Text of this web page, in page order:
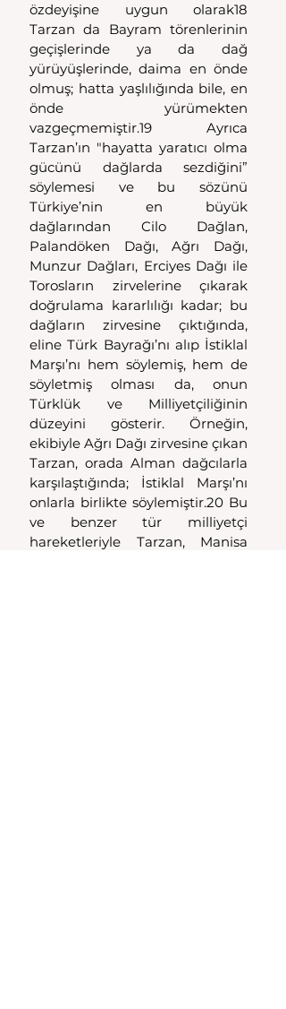
özdeyişine uygun olarak18
Tarzan da Bayram törenlerinin
geçişlerinde ya da dağ
yürüyüşlerinde, daima en önde
olmuş; hatta yaşlılığında bile, en
önde yürümekten
vazgeçmemiştir.19 Ayrıca
Tarzan’ın "hayatta yaratıcı olma
gücünü dağlarda sezdiğini”
söylemesi ve bu sözünü
Türkiye’nin en büyük
dağlarından Cilo Dağlan,
Palandöken Dağı, Ağrı Dağı,
Munzur Dağları, Erciyes Dağı ile
Torosların zirvelerine çıkarak
doğrulama kararlılığı kadar; bu
dağların zirvesine çıktığında,
eline Türk Bayrağı’nı alıp İstiklal
Marşı’nı hem söylemiş, hem de
söyletmiş olması da, onun
Türklük ve Milliyetçiliğinin
düzeyini gösterir. Örneğin,
ekibiyle Ağrı Dağı zirvesine çıkan
Tarzan, orada Alman dağcılarla
karşılaştığında; İstiklal Marşı’nı
onlarla birlikte söylemiştir.20 Bu
ve benzer tür milliyetçi
hareketleriyle Tarzan, Manisa